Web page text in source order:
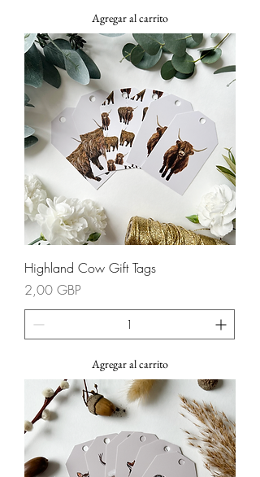
Agregar al carrito
Highland Cow Gift Tags
Precio
2,00 GBP
Agregar al carrito